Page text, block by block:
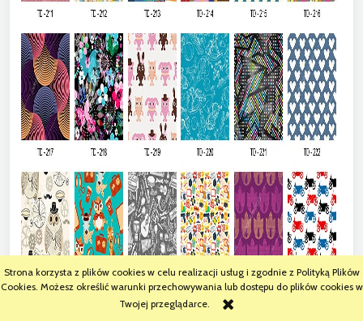
Strona korzysta z plików cookies w celu realizacji usług i zgodnie z Polityką Plików
Cookies. Możesz określić warunki przechowywania lub dostępu do plików cookies w
Twojej przeglądarce.